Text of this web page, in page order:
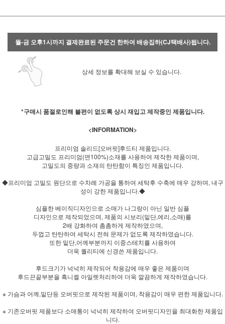
월-금 오후1시까지 결제완료된 주문건 한하여 배송집하(CJ택배사)됩니다.
상세 정보를 확대해 보실 수 있습니다.
*구매시 품절로인해 불편이 없도록 상시 재입고 제작중인 제품입니다.
<INFORMATION>
프리미엄 솔리드[오버핏]후드티 제품입니다.
고급고밀도 프리미엄(면100%)소재를 사용하여 제작한 제품이며,
고밀도의 중량과 소재의 탄탄함이 특징인 제품입니다.
◆프리미엄 고밀도 원단으로 수차례 가공을 통하여 세탁후 수축에 매우 강하며, 내구
성이 강한 제품입니다.◆
심플한 베이직디자인으로 소매가 나그랑이 아닌 일반 심플
디자인으로 제작되었으며, 제품의 시보리(밑단,에리,소매)를
2배 강화하여 촘촘하게 제작하였으며,
두껍고 탄탄하여 세탁시 전혀 문제가 없도록 제작하였습니다.
또한 밑단,어께부분까지 이중스테치를 사용하여
더욱 퀄리티에 신경쓴 제품입니다.
후드크기가 넉넉히 제작되어 착용감에 매우 좋은 제품이며
후드끈끝부분을 흑니켈 아일렛처리하여 더욱 깔끔하게 제작하였습니다.
※ 가슴과 어께,밑단등 오버핏으로 제작된 제품이며, 착용감이 매우 편한 제품입니다.
※ 기존오버핏 제품보다 소매통이 넉넉히 제작하여 오버핏디자인을 최대화한 제품입
니다.